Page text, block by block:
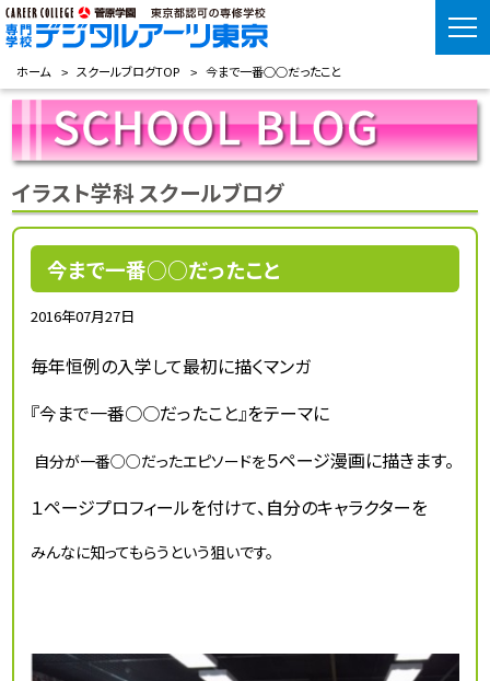
ホーム スクールブログTOP 今まで一番○○だったこと
イラスト学科 スクールブログ
今まで一番○○だったこと
2016年07月27日
毎年恒例の入学して最初に描くマンガ
『今まで一番○○だったこと』をテーマに
自分が一番○○だったエピソードを５ページ漫画に描きます。
１ページプロフィールを付けて、自分のキャラクターを
みんなに知ってもらうという狙いです。